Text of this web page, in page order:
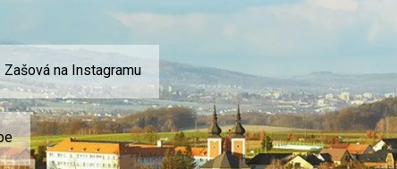
Zašová na Instagramu